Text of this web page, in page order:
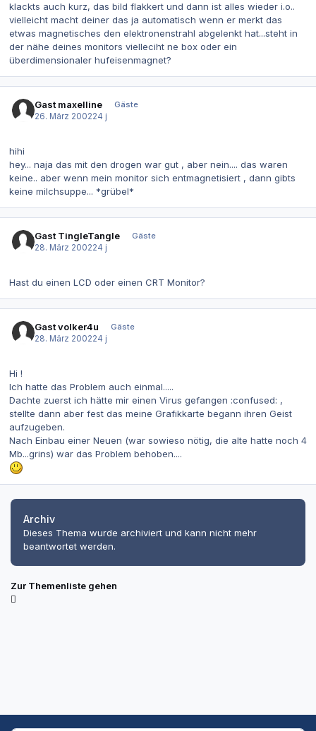
klackts auch kurz, das bild flakkert und dann ist alles wieder i.o..
vielleicht macht deiner das ja automatisch wenn er merkt das
etwas magnetisches den elektronenstrahl abgelenkt hat...steht in
der nähe deines monitors vielleciht ne box oder ein
überdimensionaler hufeisenmagnet?
Gast maxelline
Gäste
26. März 200224 j
hihi
hey... naja das mit den drogen war gut , aber nein.... das waren
keine.. aber wenn mein monitor sich entmagnetisiert , dann gibts
keine milchsuppe... *grübel*
Gast TingleTangle
Gäste
28. März 200224 j
Hast du einen LCD oder einen CRT Monitor?
Gast volker4u
Gäste
28. März 200224 j
Hi !
Ich hatte das Problem auch einmal.....
Dachte zuerst ich hätte mir einen Virus gefangen :confused: ,
stellte dann aber fest das meine Grafikkarte begann ihren Geist
aufzugeben.
Nach Einbau einer Neuen (war sowieso nötig, die alte hatte noch 4
Mb...grins) war das Problem behoben....
Archiv
Dieses Thema wurde archiviert und kann nicht mehr
beantwortet werden.
Zur Themenliste gehen